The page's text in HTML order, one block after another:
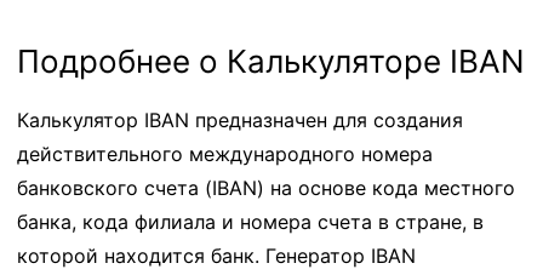
Подробнее о Калькуляторе IBAN
Калькулятор IBAN предназначен для создания
действительного международного номера
банковского счета (IBAN) на основе кода местного
банка, кода филиала и номера счета в стране, в
которой находится банк. Генератор IBAN